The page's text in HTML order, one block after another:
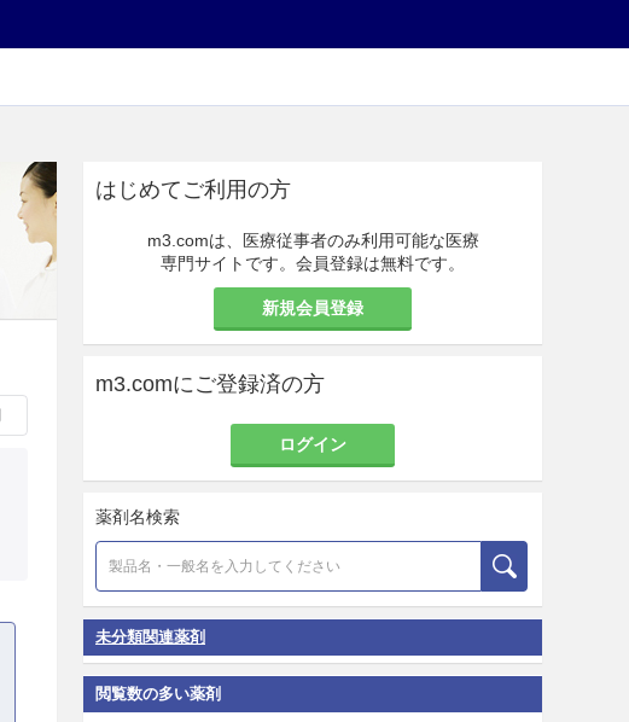
はじめてご利用の方
m3.comは、医療従事者のみ利用可能な医療
専門サイトです。会員登録は無料です。
新規会員登録
m3.comにご登録済の方
ログイン
薬剤名検索
未分類関連薬剤
閲覧数の多い薬剤